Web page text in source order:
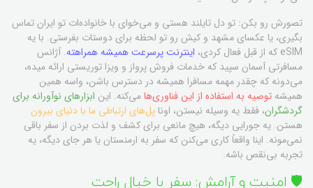
تصورش رو بکن: تو دل تایلند هستی و می‌خوای با خانواده‌ات تو ایران تماس
بگیری، یا عکسای مشهد و کیش رو تو لحظه برای دوستات بفرستی. با یه
eSIM که از قبل فعال کردی،
اینترنت پرسرعت همیشه همراهته. آژانس
مسافرتی آسمان سپید که خدمات فروش پرواز و ویزا توریستی ارائه میده،
می‌دونه که چقدر مهمه مسافرا همیشه در دسترس باشن، واسه همین
همیشه توصیه به استفاده از این فناوری‌هامی‌کنه. این ابزارهای نوآورانه برای
گردشگران، فقط یه وسیله نیستن، اوناپل‌های ارتباطی ما با دنیای بیرون
هستن. یه جورایی دیگه، هیچ مانعی برای کشف و لذت بردن از سفر باقی
نمی‌مونه. اینا واقعاً کاری می‌کنن که سفر به ارمنستان یا هر جای دیگه، یه
تجربه بی‌نقص باشه.
🛡️ امنیت و آرامش: سفر با خیال راحت